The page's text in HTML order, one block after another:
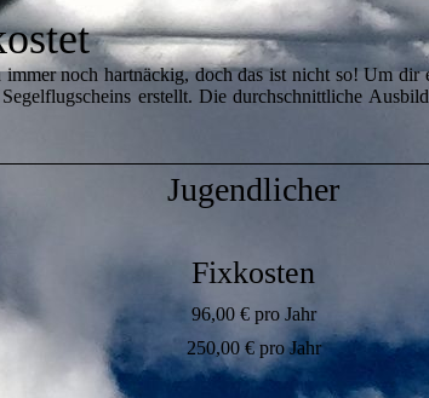
immer noch hartnäckig, doch das ist nicht so! Um
erstellt. Die durchschnittliche
Jugendlicher
Fixkosten
96,00 € pro Jahr
250,00 € pro Jahr